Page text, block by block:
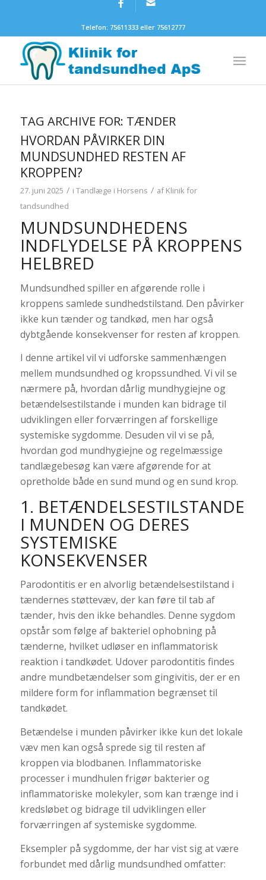
Telefon: 75611333 eller 75612777
TAG ARCHIVE FOR: TÆNDER
HVORDAN PÅVIRKER DIN
MUNDSUNDHED RESTEN AF
KROPPEN?
27. juni 2025 / i Tandlæge i Horsens / afKlinik for
tandsundhed
MUNDSUNDHEDENS
INDFLYDELSE PÅ KROPPENS
HELBRED
Mundsundhed spiller en afgørende rolle i
kroppens samlede sundhedstilstand. Den påvirker
ikke kun tænder og tandkød, men har også
dybtgående konsekvenser for resten af kroppen.
I denne artikel vil vi udforske sammenhængen
mellem mundsundhed og kropssundhed. Vi vil se
nærmere på, hvordan dårlig mundhygiejne og
betændelsestilstande i munden kan bidrage til
udviklingen eller forværringen af forskellige
systemiske sygdomme. Desuden vil vi se på,
hvordan god mundhygiejne og regelmæssige
tandlægebesøg kan være afgørende for at
opretholde både en sund mund og en sund krop.
1. BETÆNDELSESTILSTANDE
I MUNDEN OG DERES
SYSTEMISKE
KONSEKVENSER
Parodontitis er en alvorlig betændelsestilstand i
tændernes støttevæv, der kan føre til tab af
tænder, hvis den ikke behandles. Denne sygdom
opstår som følge af bakteriel ophobning på
tænderne, hvilket udløser en inflammatorisk
reaktion i tandkødet. Udover parodontitis findes
andre mundbetændelser som gingivitis, der er en
mildere form for inflammation begrænset til
tandkødet.
Betændelse i munden påvirker ikke kun det lokale
væv men kan også sprede sig til resten af
kroppen via blodbanen. Inflammatoriske
processer i mundhulen frigør bakterier og
inflammatoriske molekyler, som kan trænge ind i
kredsløbet og bidrage til udviklingen eller
forværringen af systemiske sygdomme.
Eksempler på sygdomme, der har vist sig at være
forbundet med dårlig mundsundhed omfatter: